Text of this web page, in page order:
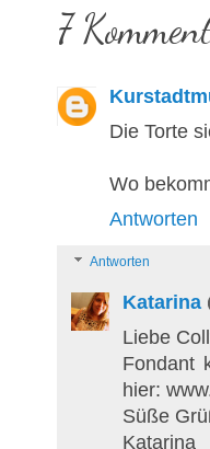
7
Die Torte
Wo
Antworten
Antworten
Katarina
Liebe
Fondant
hier:
Süße
Katarina